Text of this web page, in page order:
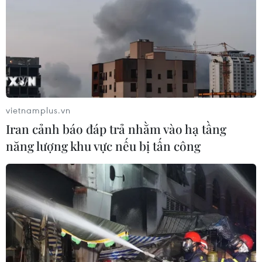
xây dựng tại khu đô thị thể
thao quốc tế ở cửa ngõ
phía nam Thành phố Hà
NGHE
dữ dội nhằm vào hàng
chục mục tiêu quân sự ở
miền Nam Iran với quy mô
lớn gấp 2 lần đợt không
kích trước đó.
NGHE
Iran tuyên bố bắn nổ
Ca sĩ Chi Dân, người
vietnamplus.vn
Iran cảnh báo đáp trả nhằm vào hạ tầng
năng lượng khu vực nếu bị tấn công